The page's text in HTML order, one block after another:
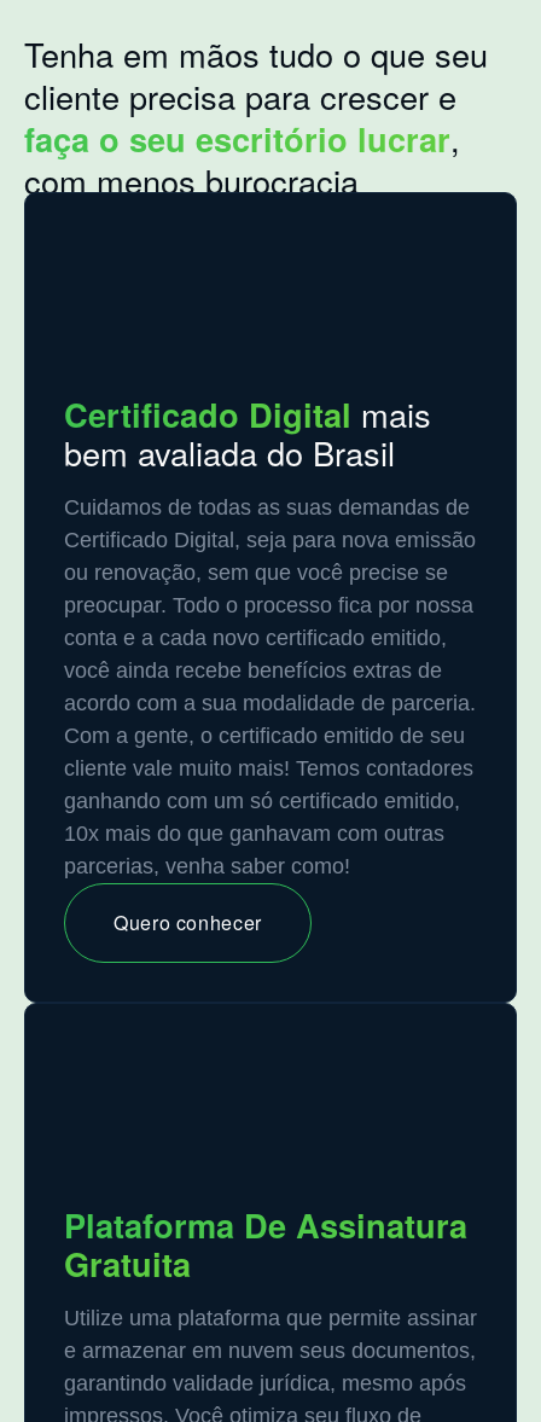
Tenha em mãos tudo o que seu
cliente precisa para crescer e
faça o seu escritório lucrar,
com menos burocracia
Certificado Digital mais
bem avaliada do Brasil
Cuidamos de todas as suas demandas de
Certificado Digital, seja para nova emissão
ou renovação, sem que você precise se
preocupar. Todo o processo fica por nossa
conta e a cada novo certificado emitido,
você ainda recebe benefícios extras de
acordo com a sua modalidade de parceria.
Com a gente, o certificado emitido de seu
cliente vale muito mais! Temos contadores
ganhando com um só certificado emitido,
10x mais do que ganhavam com outras
parcerias, venha saber como!
Quero conhecer
Plataforma De Assinatura
Gratuita
Utilize uma plataforma que permite assinar
e armazenar em nuvem seus documentos,
garantindo validade jurídica, mesmo após
impressos. Você otimiza seu fluxo de